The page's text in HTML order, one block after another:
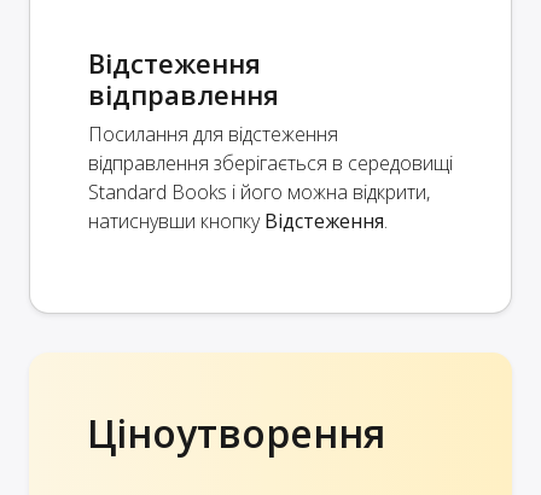
Відстеження
відправлення
Посилання для відстеження
відправлення зберігається в середовищі
Standard Books і його можна відкрити,
натиснувши кнопкуВідстеження.
Ціноутворення